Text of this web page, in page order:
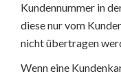
Kundennummer in
diese nur vom
nicht übertragen
Wenn eine